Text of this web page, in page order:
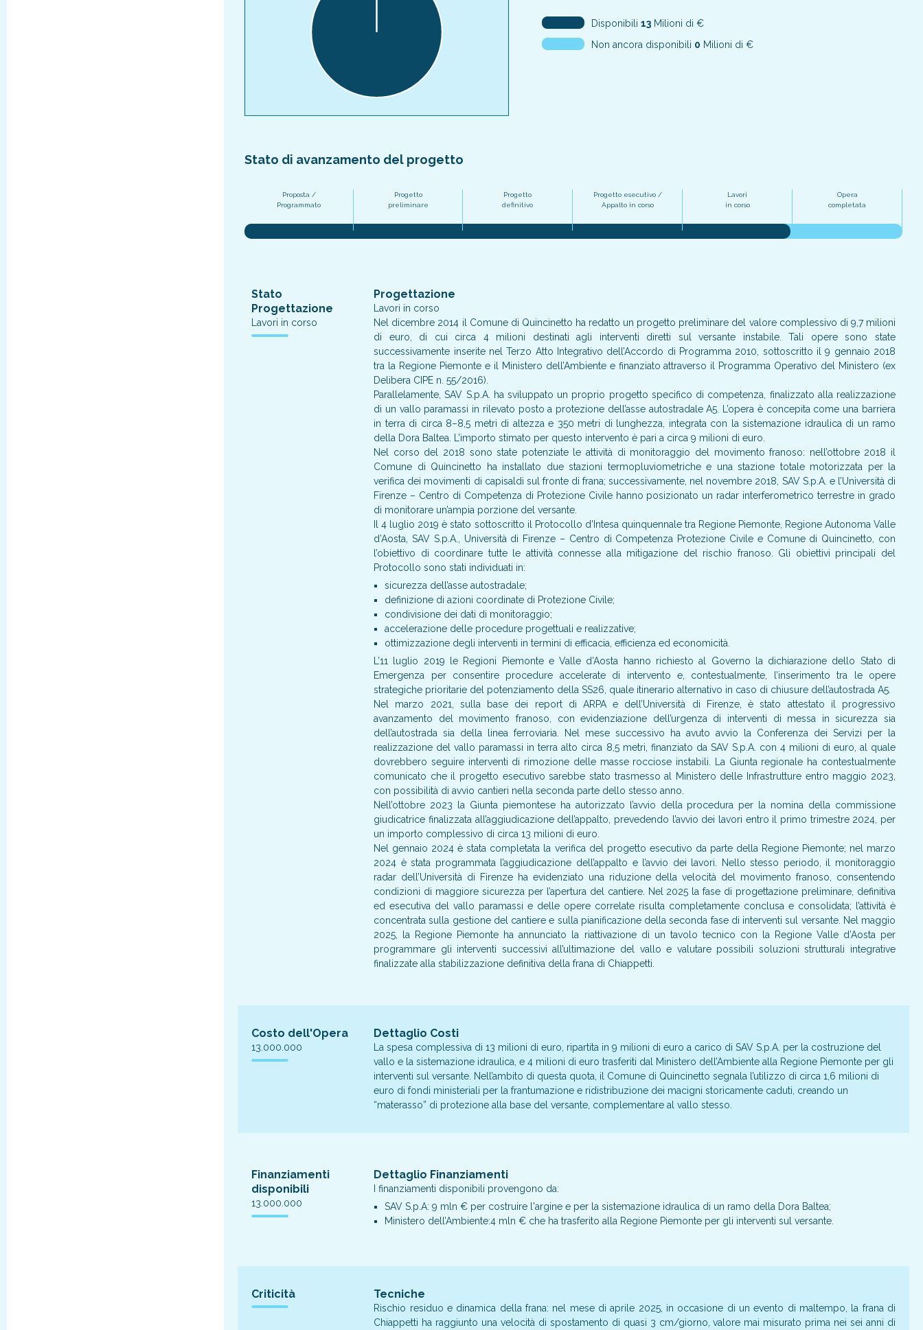
Disponibili13 Milioni di €
Non ancora disponibili 0 Milioni di €
Stato di avanzamento del progetto
Proposta /
Programmato
Progetto
preliminare
Progetto
definitivo
Progetto esecutivo /
Appalto in corso
Lavori
in corso
Opera
completata
Stato
Progettazione
Lavori in corso
Progettazione
Lavori in corso
Nel dicembre 2014 il Comune di Quincinetto ha redatto un progetto preliminare del valore complessivo di 9,7 milioni
di euro, di cui circa 4 milioni destinati agli interventi diretti sul versante instabile. Tali opere sono state
successivamente inserite nel Terzo Atto Integrativo dell’Accordo di Programma 2010, sottoscritto il 9 gennaio 2018
tra la Regione Piemonte e il Ministero dell’Ambiente e finanziato attraverso il Programma Operativo del Ministero (ex
Delibera CIPE n. 55/2016).
Parallelamente, SAV S.p.A. ha sviluppato un proprio progetto specifico di competenza, finalizzato alla realizzazione
di un vallo paramassi in rilevato posto a protezione dell’asse autostradale A5. L’opera è concepita come una barriera
in terra di circa 8–8,5 metri di altezza e 350 metri di lunghezza, integrata con la sistemazione idraulica di un ramo
della Dora Baltea. L’importo stimato per questo intervento è pari a circa 9 milioni di euro.
Nel corso del 2018 sono state potenziate le attività di monitoraggio del movimento franoso: nell’ottobre 2018 il
Comune di Quincinetto ha installato due stazioni termopluviometriche e una stazione totale motorizzata per la
verifica dei movimenti di capisaldi sul fronte di frana; successivamente, nel novembre 2018, SAV S.p.A. e l’Università di
Firenze – Centro di Competenza di Protezione Civile hanno posizionato un radar interferometrico terrestre in grado
di monitorare un’ampia porzione del versante.
Il 4 luglio 2019 è stato sottoscritto il Protocollo d’Intesa quinquennale tra Regione Piemonte, Regione Autonoma Valle
d’Aosta, SAV S.p.A., Università di Firenze – Centro di Competenza Protezione Civile e Comune di Quincinetto, con
l’obiettivo di coordinare tutte le attività connesse alla mitigazione del rischio franoso. Gli obiettivi principali del
Protocollo sono stati individuati in:
sicurezza dell’asse autostradale;
definizione di azioni coordinate di Protezione Civile;
condivisione dei dati di monitoraggio;
accelerazione delle procedure progettuali e realizzative;
ottimizzazione degli interventi in termini di efficacia, efficienza ed economicità.
L’11 luglio 2019 le Regioni Piemonte e Valle d’Aosta hanno richiesto al Governo la dichiarazione dello Stato di
Emergenza per consentire procedure accelerate di intervento e, contestualmente, l’inserimento tra le opere
strategiche prioritarie del potenziamento della SS26, quale itinerario alternativo in caso di chiusure dell’autostrada A5.
Nel marzo 2021, sulla base dei report di ARPA e dell’Università di Firenze, è stato attestato il progressivo
avanzamento del movimento franoso, con evidenziazione dell’urgenza di interventi di messa in sicurezza sia
dell’autostrada sia della linea ferroviaria. Nel mese successivo ha avuto avvio la Conferenza dei Servizi per la
realizzazione del vallo paramassi in terra alto circa 8,5 metri, finanziato da SAV S.p.A. con 4 milioni di euro, al quale
dovrebbero seguire interventi di rimozione delle masse rocciose instabili. La Giunta regionale ha contestualmente
comunicato che il progetto esecutivo sarebbe stato trasmesso al Ministero delle Infrastrutture entro maggio 2023,
con possibilità di avvio cantieri nella seconda parte dello stesso anno.
Nell’ottobre 2023 la Giunta piemontese ha autorizzato l’avvio della procedura per la nomina della commissione
giudicatrice finalizzata all’aggiudicazione dell’appalto, prevedendo l’avvio dei lavori entro il primo trimestre 2024, per
un importo complessivo di circa 13 milioni di euro.
Nel gennaio 2024 è stata completata la verifica del progetto esecutivo da parte della Regione Piemonte; nel marzo
2024 è stata programmata l’aggiudicazione dell’appalto e l’avvio dei lavori. Nello stesso periodo, il monitoraggio
radar dell’Università di Firenze ha evidenziato una riduzione della velocità del movimento franoso, consentendo
condizioni di maggiore sicurezza per l’apertura del cantiere. Nel 2025 la fase di progettazione preliminare, definitiva
ed esecutiva del vallo paramassi e delle opere correlate risulta completamente conclusa e consolidata; l’attività è
concentrata sulla gestione del cantiere e sulla pianificazione della seconda fase di interventi sul versante. Nel maggio
2025, la Regione Piemonte ha annunciato la riattivazione di un tavolo tecnico con la Regione Valle d’Aosta per
programmare gli interventi successivi all’ultimazione del vallo e valutare possibili soluzioni strutturali integrative
finalizzate alla stabilizzazione definitiva della frana di Chiappetti.
Costo dell'Opera
13.000.000
Dettaglio Costi
La spesa complessiva di 13 milioni di euro, ripartita in 9 milioni di euro a carico di SAV S.p.A. per la costruzione del
vallo e la sistemazione idraulica, e 4 milioni di euro trasferiti dal Ministero dell’Ambiente alla Regione Piemonte per gli
interventi sul versante. Nell’ambito di questa quota, il Comune di Quincinetto segnala l’utilizzo di circa 1,6 milioni di
euro di fondi ministeriali per la frantumazione e ridistribuzione dei macigni storicamente caduti, creando un
“materasso” di protezione alla base del versante, complementare al vallo stesso.
Finanziamenti
disponibili
13.000.000
Dettaglio Finanziamenti
I finanziamenti disponibili provengono da:
SAV S.p.A: 9 mln € per costruire l'argine e per la sistemazione idraulica di un ramo della Dora Baltea;
Ministero dell’Ambiente:4 mln € che ha trasferito alla Regione Piemonte per gli interventi sul versante.
Criticità Tecniche
Rischio residuo e dinamica della frana: nel mese di aprile 2025, in occasione di un evento di maltempo, la frana di
Chiappetti ha raggiunto una velocità di spostamento di quasi 3 cm/giorno, valore mai misurato prima nei sei anni di